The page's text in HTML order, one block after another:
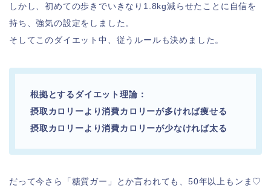
しかし、初めての歩きでいきなり1.8kg減らせたことに自信を
持ち、強気の設定をしました。
そしてこのダイエット中、従うルールも決めました。
根拠とするダイエット理論：
摂取カロリーより消費カロリーが多ければ痩せる
摂取カロリーより消費カロリーが少なければ太る
だって今さら「糖質ガー」とか言われても、50年以上もンま♡